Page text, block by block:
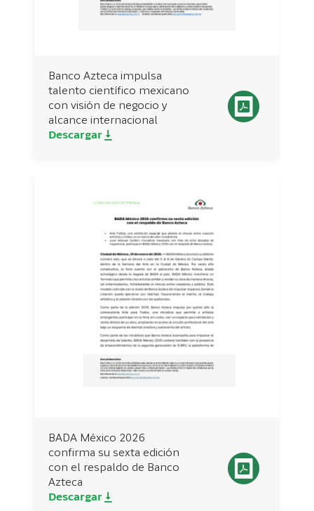
Banco Azteca impulsa
talento científico mexicano
con visión de negocio y
alcance internacional
Descargar
BADA México 2026
confirma su sexta edición
con el respaldo de Banco
Azteca
Descargar